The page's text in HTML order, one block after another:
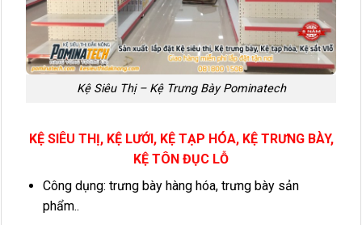
Kệ Siêu Thị – Kệ Trưng Bày Pominatech
KỆ SIÊU THỊ, KỆ LƯỚI, KỆ TẠP HÓA, KỆ TRƯNG BÀY,
KỆ TÔN ĐỤC LỖ
Công dụng: trưng bày hàng hóa, trưng bày sản
phẩm..